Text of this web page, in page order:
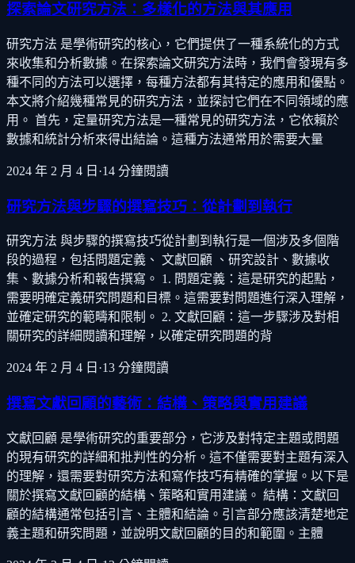
探索論文研究方法：多樣化的方法與其應用
研究方法 是學術研究的核心，它們提供了一種系統化的方式
來收集和分析數據。在探索論文研究方法時，我們會發現有多
種不同的方法可以選擇，每種方法都有其特定的應用和優點。
本文將介紹幾種常見的研究方法，並探討它們在不同領域的應
用。 首先，定量研究方法是一種常見的研究方法，它依賴於
數據和統計分析來得出結論。這種方法通常用於需要大量
2024 年 2 月 4 日 ·14 分鐘閱讀
研究方法與步驟的撰寫技巧：從計劃到執行
研究方法 與步驟的撰寫技巧從計劃到執行是一個涉及多個階
段的過程，包括問題定義、 文獻回顧 、研究設計、數據收
集、數據分析和報告撰寫。 1. 問題定義：這是研究的起點，
需要明確定義研究問題和目標。這需要對問題進行深入理解，
並確定研究的範疇和限制。 2. 文獻回顧：這一步驟涉及對相
關研究的詳細閱讀和理解，以確定研究問題的背
2024 年 2 月 4 日 ·13 分鐘閱讀
撰寫文獻回顧的藝術：結構、策略與實用建議
文獻回顧 是學術研究的重要部分，它涉及對特定主題或問題
的現有研究的詳細和批判性的分析。這不僅需要對主題有深入
的理解，還需要對研究方法和寫作技巧有精確的掌握。以下是
關於撰寫文獻回顧的結構、策略和實用建議。 結構：文獻回
顧的結構通常包括引言、主體和結論。引言部分應該清楚地定
義主題和研究問題，並說明文獻回顧的目的和範圍。主體